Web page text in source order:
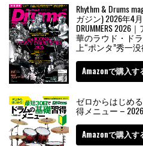
Rhythm & Drums
ガジン) 2026年4月
DRUMMERS
華のラウド・ド
上“ポンタ”秀一
Amazonで購入す
ゼロからはじめ
得メニュー –
Amazonで購入す